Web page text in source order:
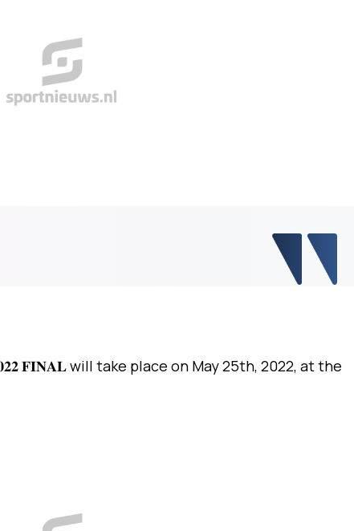
𝐅𝐈𝐍𝐀𝐋 will take place on May 25th, 2022, at the